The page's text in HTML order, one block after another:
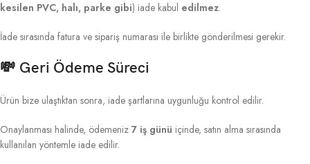
kesilen PVC, halı, parke gibi) iade kabul edilmez.
İade sırasında fatura ve sipariş numarası ile birlikte gönderilmesi gerekir.
💸 Geri Ödeme Süreci
Ürün bize ulaştıktan sonra, iade şartlarına uygunluğu kontrol edilir.
Onaylanması halinde, ödemeniz 7 iş günü içinde, satın alma sırasında
kullanılan yöntemle iade edilir.